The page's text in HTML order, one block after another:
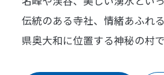
伝統のある寺社、情緒あふれ
県奥大和に位置する神秘の村で